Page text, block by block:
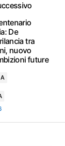
De
tra
nuovo
future